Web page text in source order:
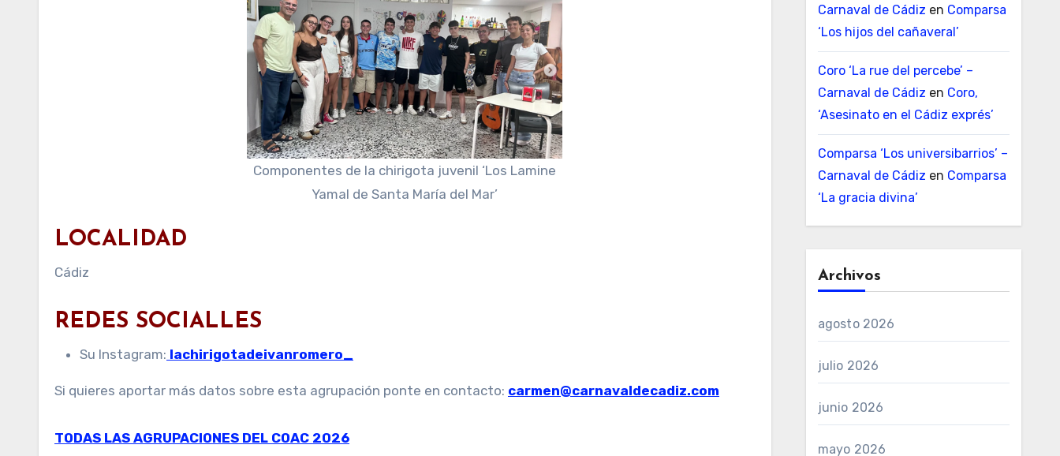
Componentes de la chirigota juvenil ‘Los Lamine
Yamal de Santa María del Mar’
LOCALIDAD
Cádiz
REDES SOCIALLES
Su Instagram: lachirigotadeivanromero_
Si quieres aportar más datos sobre esta agrupación ponte en contacto: carmen@carnavaldecadiz.com
TODAS LAS AGRUPACIONES DEL COAC 2026
Carnaval de Cádiz en Comparsa
‘Los hijos del cañaveral’
Coro ‘La rue del percebe’ –
Carnaval de Cádiz en Coro,
‘Asesinato en el Cádiz exprés’
Comparsa ‘Los universibarrios’ –
Carnaval de Cádiz en Comparsa
‘La gracia divina’
Archivos
agosto 2026
julio 2026
junio 2026
mayo 2026